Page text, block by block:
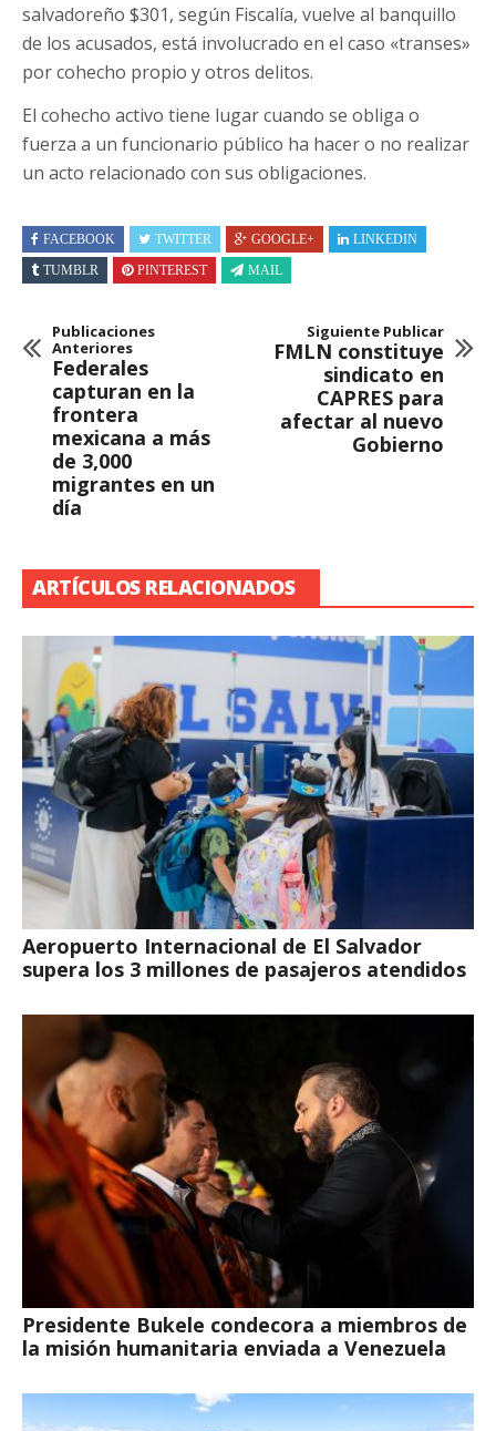
salvadoreño $301, según Fiscalía, vuelve al banquillo
de los acusados, está involucrado en el caso «transes»
por cohecho propio y otros delitos.
El cohecho activo tiene lugar cuando se obliga o
fuerza a un funcionario público ha hacer o no realizar
un acto relacionado con sus obligaciones.
FACEBOOK TWITTER GOOGLE+
LINKEDIN
TUMBLR
PINTEREST MAIL
Publicaciones
Anteriores
Federales
capturan en la
frontera
mexicana a más
de 3,000
migrantes en un
día
Siguiente Publicar
FMLN constituye
sindicato en
CAPRES para
afectar al nuevo
Gobierno
ARTÍCULOS RELACIONADOS
Aeropuerto Internacional de El Salvador
supera los 3 millones de pasajeros atendidos
Presidente Bukele condecora a miembros de
la misión humanitaria enviada a Venezuela